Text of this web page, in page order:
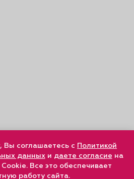
Вы соглашаетесь с Политикой
данныхи даете согласие на
Все это обеспечивает
работу сайта.